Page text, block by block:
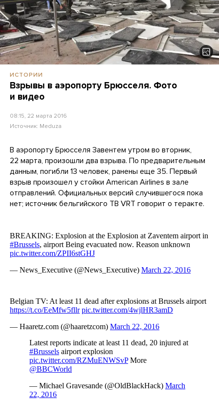
ИСТОРИИ
Взрывы в аэропорту Брюсселя. Фото
и видео
08:15, 22 марта 2016
Источник: Meduza
В аэропорту Брюсселя Завентем утром во вторник,
22 марта, произошли два взрыва. По предварительным
данным, погибли 13 человек, ранены еще 35. Первый
взрыв произошел у стойки American Airlines в зале
отправлений. Официальных версий случившегося пока
нет; источник бельгийского ТВ VRT говорит о теракте.